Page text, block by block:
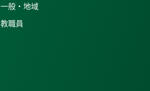
一般・地域
教職員